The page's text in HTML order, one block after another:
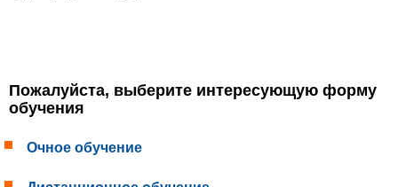
Пожалуйста, выберите интересующую форму
обучения
Очное обучение